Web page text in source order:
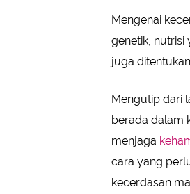
Mengenai
genetik, nutrisi
juga
Mengutip dari
berada dalam
menjaga
cara yang
kecerdasan